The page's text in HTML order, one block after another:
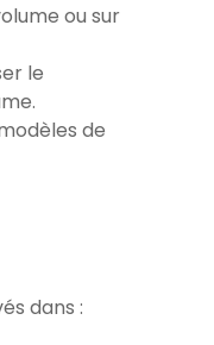
ou sur
le
de
dans :